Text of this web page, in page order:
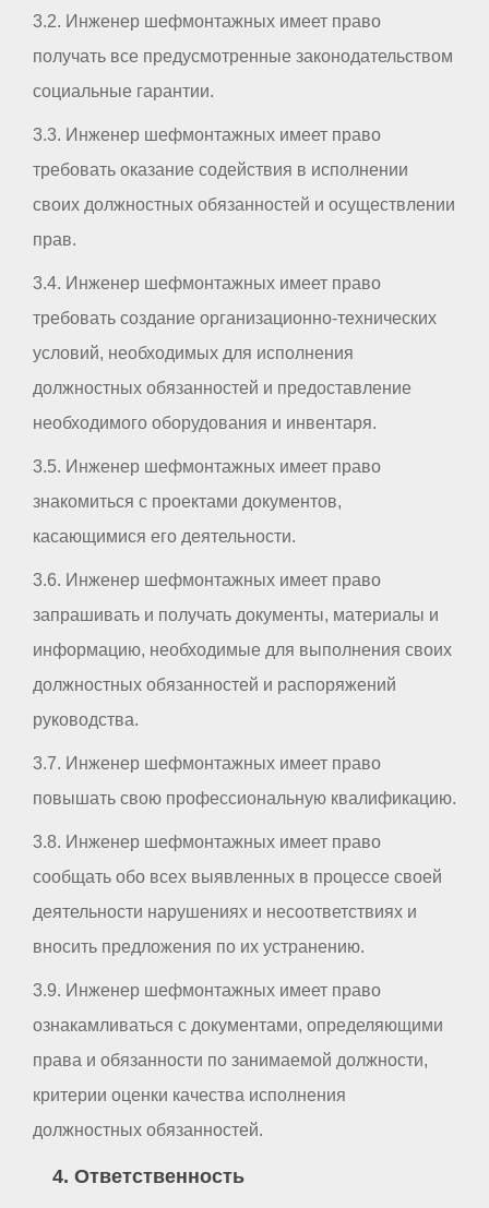
3.2. Инженер шефмонтажных имеет право
получать все предусмотренные законодательством
социальные гарантии.
3.3. Инженер шефмонтажных имеет право
требовать оказание содействия в исполнении
своих должностных обязанностей и осуществлении
прав.
3.4. Инженер шефмонтажных имеет право
требовать создание организационно-технических
условий, необходимых для исполнения
должностных обязанностей и предоставление
необходимого оборудования и инвентаря.
3.5. Инженер шефмонтажных имеет право
знакомиться с проектами документов,
касающимися его деятельности.
3.6. Инженер шефмонтажных имеет право
запрашивать и получать документы, материалы и
информацию, необходимые для выполнения своих
должностных обязанностей и распоряжений
руководства.
3.7. Инженер шефмонтажных имеет право
повышать свою профессиональную квалификацию.
3.8. Инженер шефмонтажных имеет право
сообщать обо всех выявленных в процессе своей
деятельности нарушениях и несоответствиях и
вносить предложения по их устранению.
3.9. Инженер шефмонтажных имеет право
ознакамливаться с документами, определяющими
права и обязанности по занимаемой должности,
критерии оценки качества исполнения
должностных обязанностей.
4. Ответственность